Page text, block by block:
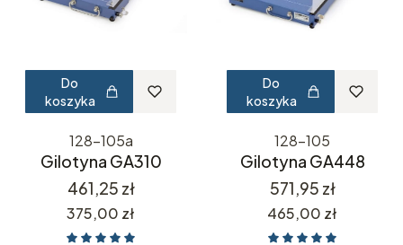
Do
koszyka
128-105a
Gilotyna GA310
Cena
461,25 zł
Cena
375,00 zł
Do
koszyka
128-105
Gilotyna GA448
Cena
571,95 zł
Cena
465,00 zł